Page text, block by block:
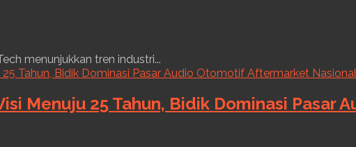
menunjukkan tren industri...
Menuju 25 Tahun, Bidik Dominasi